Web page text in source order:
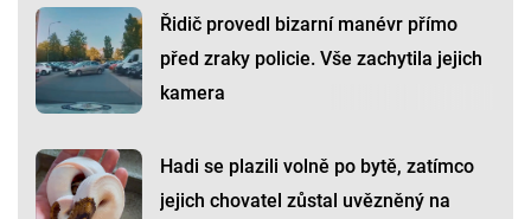
Řidič provedl bizarní manévr přímo
před zraky policie. Vše zachytila jejich
kamera
Hadi se plazili volně po bytě, zatímco
jejich chovatel zůstal uvězněný na